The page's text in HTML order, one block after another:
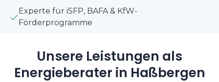
Experte für iSFP, BAFA & KfW-
Förderprogramme
Unsere Leistungen als
Energieberater in Haßbergen